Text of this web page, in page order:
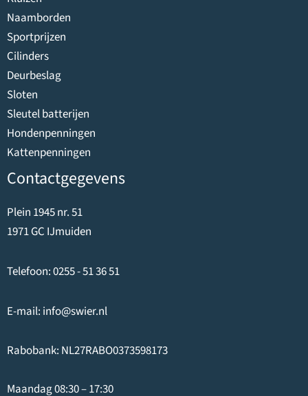
Naamborden
Sportprijzen
Cilinders
Deurbeslag
Sloten
Sleutel batterijen
Hondenpenningen
Kattenpenningen
Contactgegevens
Plein 1945 nr. 51
1971 GC IJmuiden
Telefoon:0255 - 51 36 51
E-mail: info@swier.nl
Rabobank: NL27RABO0373598173
Maandag 08:30 – 17:30